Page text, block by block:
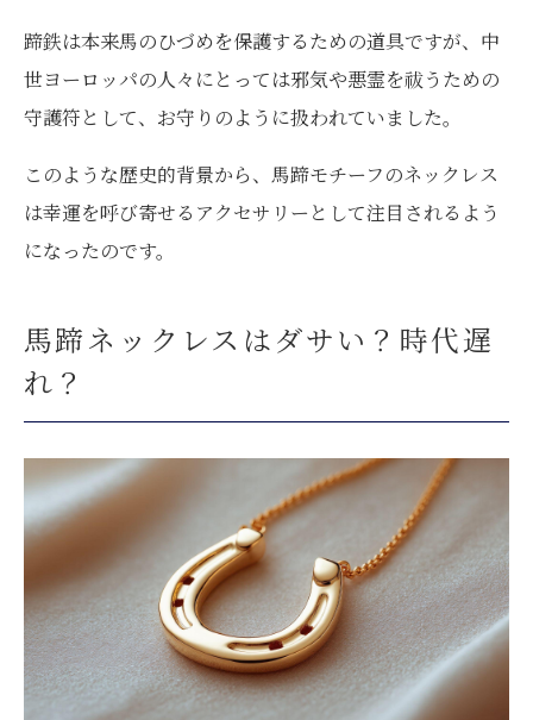
蹄鉄は本来馬のひづめを保護するための道具ですが、中
世ヨーロッパの人々にとっては邪気や悪霊を祓うための
守護符として、お守りのように扱われていました。
このような歴史的背景から、馬蹄モチーフのネックレス
は幸運を呼び寄せるアクセサリーとして注目されるよう
になったのです。
馬蹄ネックレスはダサい？時代遅
れ？